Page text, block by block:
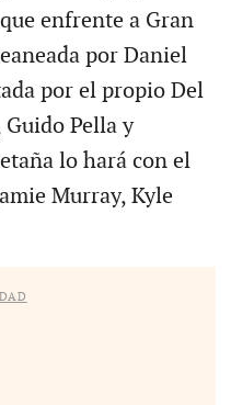
enfrente a Gran
por Daniel
por el propio Del
Pella y
lo hará con el
Murray, Kyle